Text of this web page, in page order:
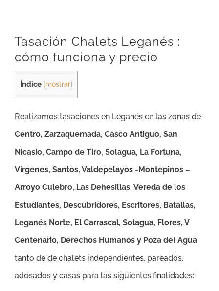
Tasación Chalets Leganés :
cómo funciona y precio
Índice [mostrar]
Realizamos tasaciones en Leganés en las zonas de
Centro, Zarzaquemada, Casco Antiguo, San
Nicasio, Campo de Tiro, Solagua, La Fortuna,
Vírgenes, Santos, Valdepelayos -Montepinos –
Arroyo Culebro, Las Dehesillas, Vereda de los
Estudiantes, Descubridores, Escritores, Batallas,
Leganés Norte, El Carrascal, Solagua, Flores, V
Centenario, Derechos Humanos y Poza del Agua
tanto de de chalets independientes, pareados,
adosados y casas para las siguientes finalidades: